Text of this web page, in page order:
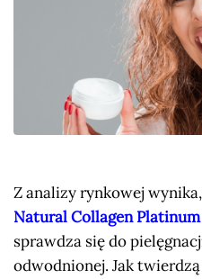
Z analizy rynkowej
Natural Collagen Platinum
sprawdza się do
odwodnionej. Jak